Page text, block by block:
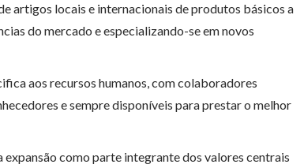
artigos locais e internacionais de produtos básicos a
do mercado e especializando-se em novos
aos recursos humanos, com colaboradores
e sempre disponíveis para prestar o melhor
como parte integrante dos valores centrais